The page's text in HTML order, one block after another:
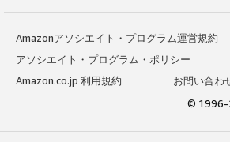
Amazonアソシエイト・プログラム運営規約
アソシエイト・プログラム・ポリシー
Amazon.co.jp 利用規約
お問い合わ
© 1996-